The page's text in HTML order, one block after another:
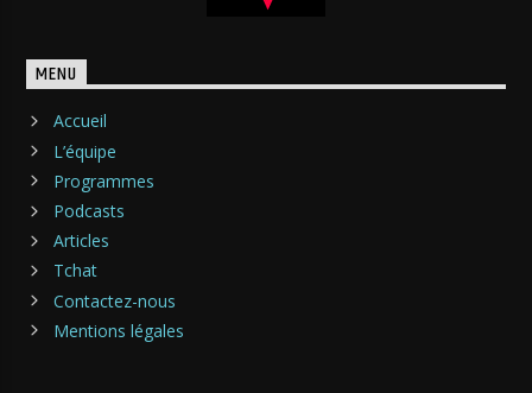
MENU
Accueil
L’équipe
Programmes
Podcasts
Articles
Tchat
Contactez-nous
Mentions légales